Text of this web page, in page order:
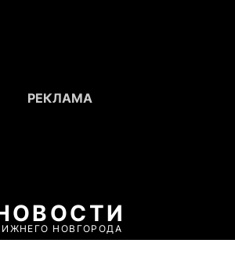
НОВГОРОДА